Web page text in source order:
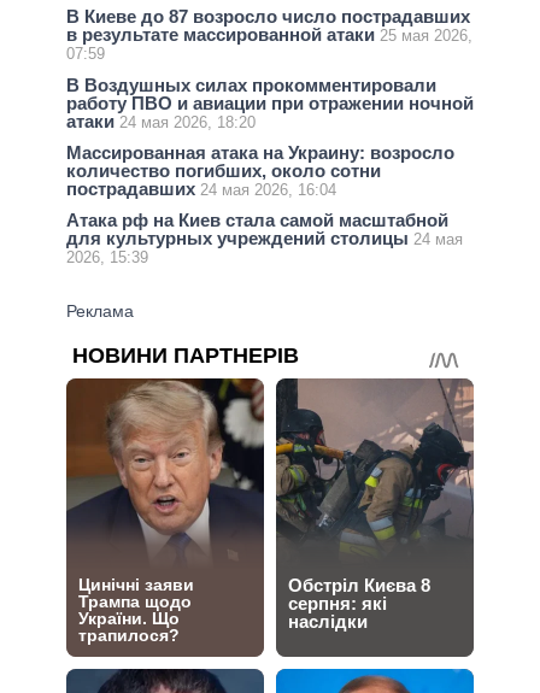
В Киеве до 87 возросло число пострадавших
в результате массированной атаки 25 мая 2026,
07:59
В Воздушных силах прокомментировали
работу ПВО и авиации при отражении ночной
атаки 24 мая 2026, 18:20
Массированная атака на Украину: возросло
количество погибших, около сотни
пострадавших 24 мая 2026, 16:04
Атака рф на Киев стала самой масштабной
для культурных учреждений столицы 24 мая
2026, 15:39